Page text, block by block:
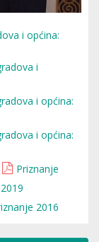
i općina:
i
i općina:
i općina:
Priznanje
2016